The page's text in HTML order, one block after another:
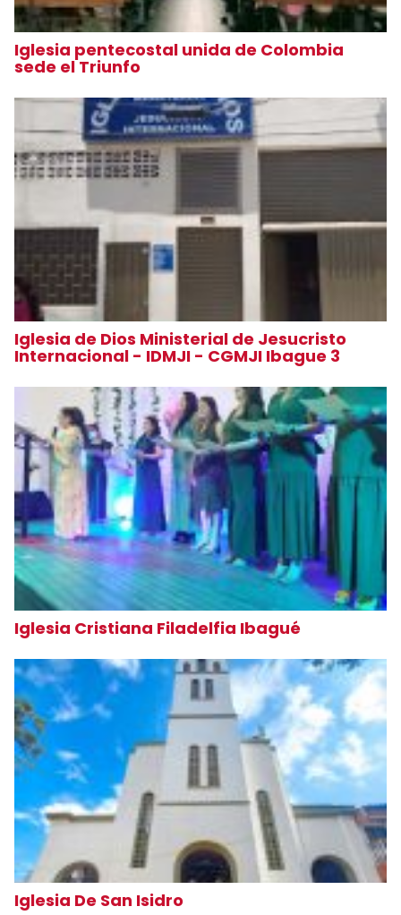
Iglesia pentecostal unida de Colombia
sede el Triunfo
Iglesia de Dios Ministerial de Jesucristo
Internacional - IDMJI - CGMJI Ibague 3
Iglesia Cristiana Filadelfia Ibagué
Iglesia De San Isidro